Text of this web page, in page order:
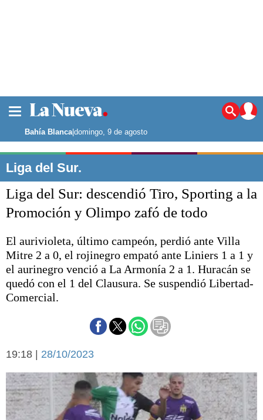
Noticias
La ciudad
Punta Alta
El mundo
Seguridad
Opinión
Deportes
Escenario Olímpico
Liga del Sur
Básquetbol
Fútbol
Aplausos
Cines
Economía y campo
Espacio empresas
Sociedad y tiempo
libre
Sociedad
Tecnología
Bahía Blanca|domingo, 9 de agosto
Liga del Sur.
Liga del Sur: descendió Tiro, Sporting a la
Promoción y Olimpo zafó de todo
El aurivioleta, último campeón, perdió ante Villa
Mitre 2 a 0, el rojinegro empató ante Liniers 1 a 1 y
el aurinegro venció a La Armonía 2 a 1. Huracán se
quedó con el 1 del Clausura. Se suspendió Libertad-
Comercial.
19:18 | 28/10/2023